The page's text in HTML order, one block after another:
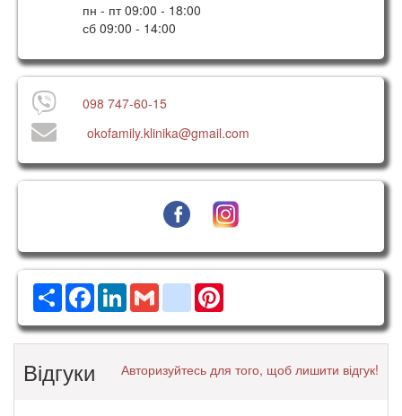
пн - пт 09:00 - 18:00
сб 09:00 - 14:00
098 747-60-15
okofamily.klinika@gmail.com
РесурсFacebook
LinkedInGmail google_bookmarks
Відгуки Авторизуйтесь для того, щоб лишити відгук!